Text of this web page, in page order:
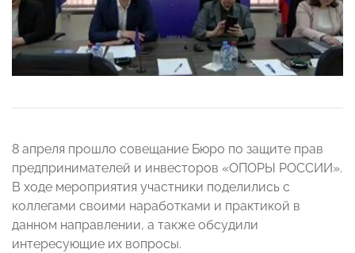
8 апреля прошло совещание Бюро по защите прав
предпринимателей и инвесторов «ОПОРЫ РОССИИ».
В ходе мероприятия участники поделились с
коллегами своими наработками и практикой в
данном направлении, а также обсудили
интересующие их вопросы.